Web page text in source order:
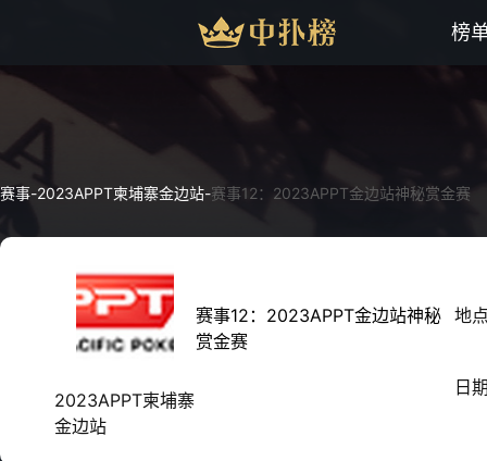
榜
赛事-2023APPT柬埔寨金边站-赛事12：2023APPT金边站神秘赏金赛
2023APPT柬埔寨
金边站
赛事12：2023APPT金边站神秘
赏金赛
地
日